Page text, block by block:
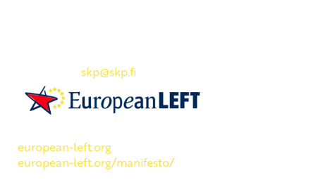
skp@skp.fi
european-left.org
european-left.org/manifesto/